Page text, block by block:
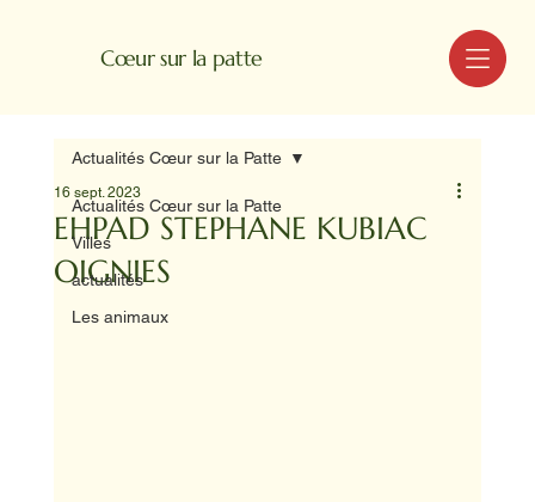
Cœur sur la patte MENU
Actualités Cœur sur la Patte
Villes
actualités
Les animaux
Actualités Cœur sur la Patte
EHPAD STEPHANE KUBIAC
OIGNIES
16 sept. 2023